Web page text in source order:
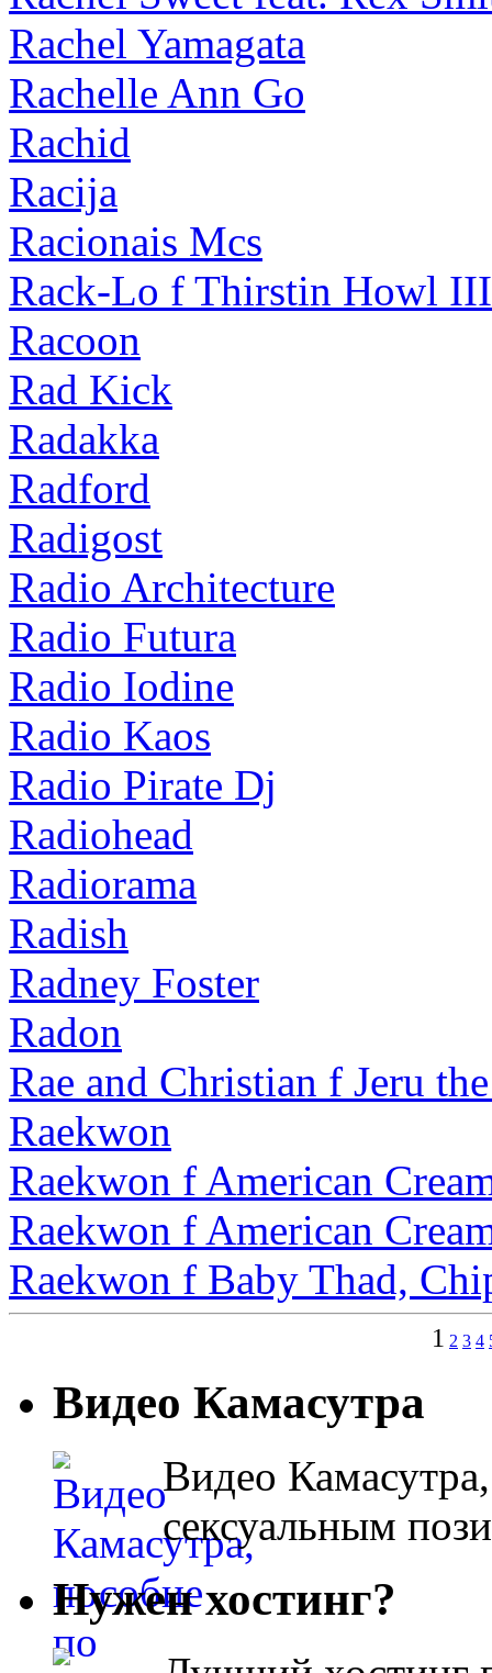
Rachel Yamagata
Rachelle Ann Go
Rachid
Racija
Racionais Mcs
Rack-Lo f Thirstin Howl III
Racoon
Rad Kick
Radakka
Radford
Radigost
Radio Architecture
Radio Futura
Radio Iodine
Radio Kaos
Radio Pirate Dj
Radiohead
Radiorama
Radish
Radney Foster
Radon
Rae and Christian f Jeru
Raekwon
Raekwon f American
Raekwon f American
Raekwon f Baby Thad,
1 2 3 4
Видео Камасутра
Видео
сексуальным
Нужен хостинг?